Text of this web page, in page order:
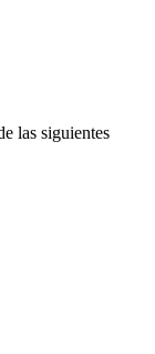
las siguientes